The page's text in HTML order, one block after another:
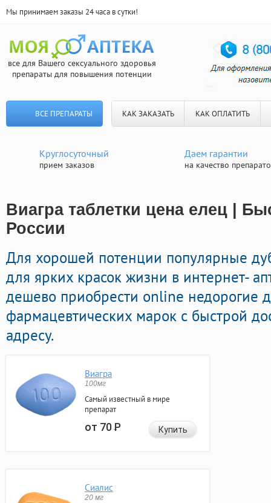
Мы принимаем заказы 24 часа в сутки!
все для Вашего сексуального здоровья
препараты для повышения потенции
ВСЕ ПРЕПАРАТЫ КАК ЗАКАЗАТЬ КАК ОПЛАТИТЬ
Круглосуточный
прием заказов
Даем гарантии
на качество
Виагра таблетки цена елец |
России
Для хорошей потенции популярные
для ярких красок жизни в интернет-
дешево приобрести online недорогие
фармацевтических марок с быстрой
адресу.
Виагра
100мг
Самый известный в мире
препарат
от 70Р Купить
Сиалис
20 мг